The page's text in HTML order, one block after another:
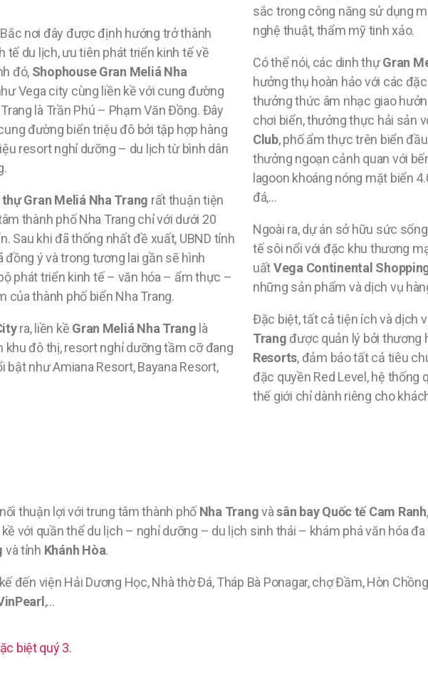
nơi đây được định hướng trở thành
tế du lịch, ưu tiên phát triển kinh tế về
đó, Shophouse Gran Meliá Nha
Vega city cùng liền kề với cung đường
là Trần Phú – Phạm Văn Đồng. Đây
đường biển triệu đô bởi tập hợp hàng
resort nghỉ dưỡng – du lịch từ bình dân
Gran Meliá Nha Trang rất thuận tiện
thành phố Nha Trang chỉ với dưới 20
Sau khi đã thống nhất đề xuất, UBND tỉnh
đồng ý và trong tương lai gần sẽ hình
phát triển kinh tế – văn hóa – ẩm thực –
của thành phố biển Nha Trang.
ra, liền kề Gran Meliá Nha Trang là
khu đô thị, resort nghỉ dưỡng tầm cỡ đang
bật như Amiana Resort, Bayana Resort,
sắc trong công năng sử dụng
nghệ thuật, thẩm mỹ tinh xảo.
Có thể nói, các dinh thựGran
hưởng thụ hoàn hảo với các
thưởng thức âm nhạc giao
chơi biển, thưởng thực hải sản
Club, phố ẩm thực trên biển
thưởng ngoạn cảnh quan với
lagoon khoáng nóng mặt biển
đá,…
Ngoài ra, dự án sở hữu sức
tế sôi nổi với đặc khu thương
uấtVega Continental
những sản phẩm và dịch vụ
Đặc biệt, tất cả tiện ích và dịch
Trang được quản lý bởi thương
Resorts, đảm bảo tất cả tiêu
đặc quyền Red Level, hệ thống
thế giới chỉ dành riêng cho
thuận lợi với trung tâm thành phốNha Trangvàsân bay Quốc tế Cam Ranh,
với quần thể du lịch – nghỉ dưỡng – du lịch sinh thái – khám phá văn hóa
và tỉnh Khánh Hòa.
đến viện Hải Dương Học, Nhà thờ Đá, Tháp Bà Ponagar, chợ Đầm, Hòn
,…
biệt quý 3.